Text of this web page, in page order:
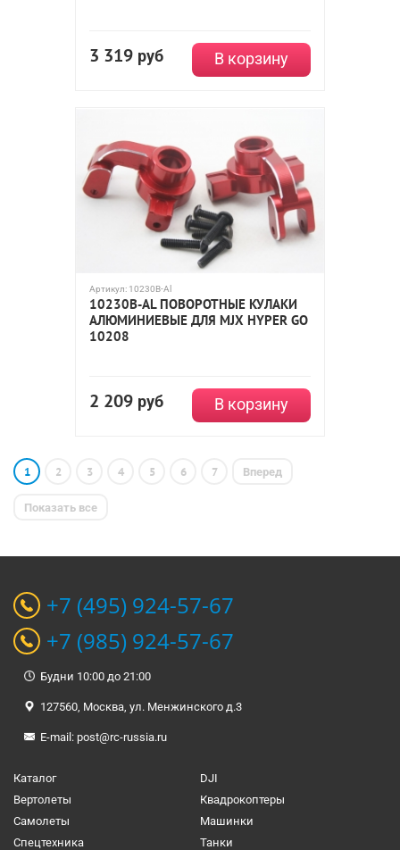
3 319 руб В корзину
Артикул: 10230B-Al
10230B-AL ПОВОРОТНЫЕ КУЛАКИ
АЛЮМИНИЕВЫЕ ДЛЯ MJX HYPER GO
10208
2 209 руб В корзину
1 2 3 4 5 6 7 Вперед
Показать все
+7 (495) 924-57-67
+7 (985) 924-57-67
Будни 10:00 до 21:00
127560, Москва, ул. Менжинского д.3
E-mail: post@rc-russia.ru
Каталог
DJI
Вертолеты
Квадрокоптеры
Самолеты
Машинки
Спецтехника
Танки